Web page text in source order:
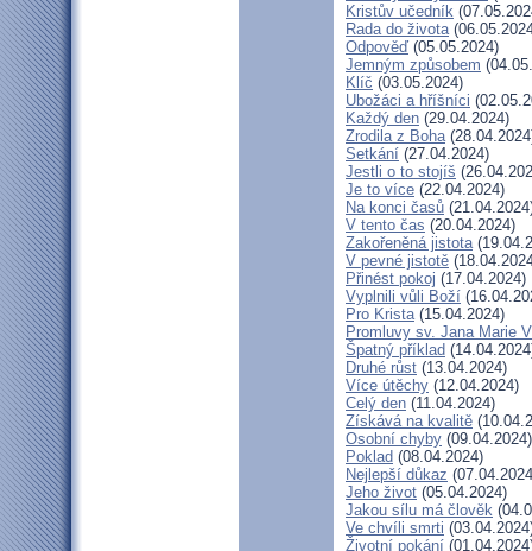
Kristův učedník
Rada do života
Odpověď (05.05.2024)
Jemným způsobem
Klíč (03.05.2024)
Ubožáci a hříšníci
Každý den (29.04.2024)
Zrodila z Boha
Setkání (27.04.2024)
Jestli o to stojíš
Je to více (22.04.2024)
Na konci časů
V tento čas (20.04.2024)
Zakořeněná jistota
V pevné jistotě
Přinést pokoj (17.04.2024)
Vyplnili vůli Boží
Pro Krista(15.04.2024)
Promluvy sv. Jana Marie
Špatný příklad
Druhé růst (13.04.2024)
Více útěchy (12.04.2024)
Celý den (11.04.2024)
Získává na kvalitě
Osobní chyby (09.04.2024)
Poklad (08.04.2024)
Nejlepší důkaz
Jeho život (05.04.2024)
Jakou sílu má člověk
Ve chvíli smrti
Životní pokání